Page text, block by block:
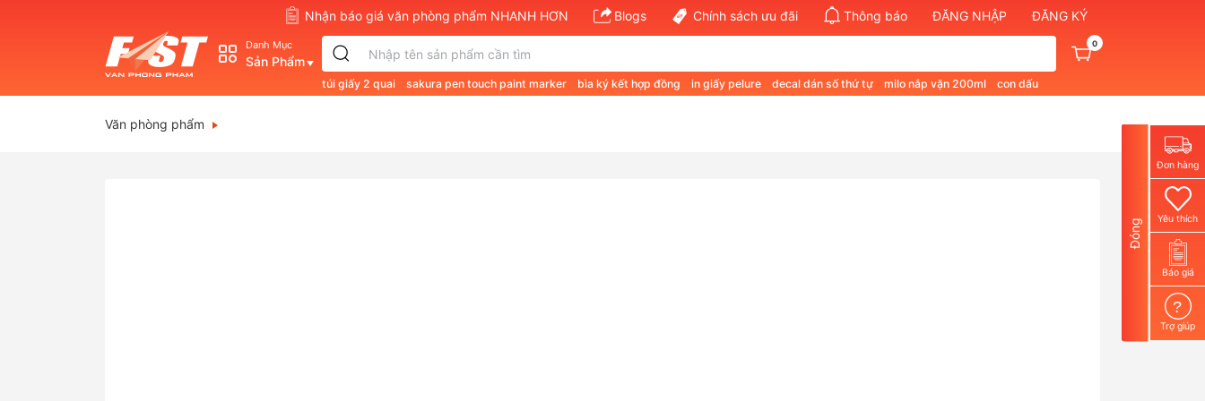
Nhận báo giá văn phòng phẩm NHANH HƠN Blogs Chính sách ưu đãi Thông báo ĐĂNG NHẬP ĐĂNG KÝ
Danh Mục
Sản Phẩm
túi giấy 2 quai sakura pen touch paint marker bìa ký kết hợp đồng in giấy pelure decal dán số thứ tự milo nắp vặn 200ml
con dấu
0
Văn phòng phẩm
Đóng
Đơn hàng
Yêu thích
Báo giá
?
Trợ giúp